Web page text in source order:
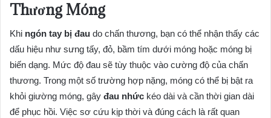
Thương Móng
Khi ngón tay bị đau do chấn thương, bạn có thể nhận thấy các
dấu hiệu như sưng tấy, đỏ, bầm tím dưới móng hoặc móng bị
biến dạng. Mức độ đau sẽ tùy thuộc vào cường độ của chấn
thương. Trong một số trường hợp nặng, móng có thể bị bật ra
khỏi giường móng, gây đau nhức kéo dài và cần thời gian dài
để phục hồi. Việc sơ cứu kịp thời và đúng cách là rất quan